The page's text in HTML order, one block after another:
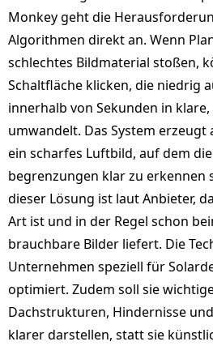
Monkey geht die
Algorithmen direkt an. Wenn
schlechtes Bildmaterial stoßen,
Schaltfläche klicken, die niedrig
innerhalb von Sekunden in
umwandelt. Das System
ein scharfes Luftbild, auf dem
begrenzungen klar zu erkennen
dieser Lösung ist laut Anbieter,
Art ist und in der Regel schon
brauchbare Bilder liefert. Die
Unternehmen speziell für
optimiert. Zudem soll sie
Dachstrukturen, Hindernisse
klarer darstellen, statt sie